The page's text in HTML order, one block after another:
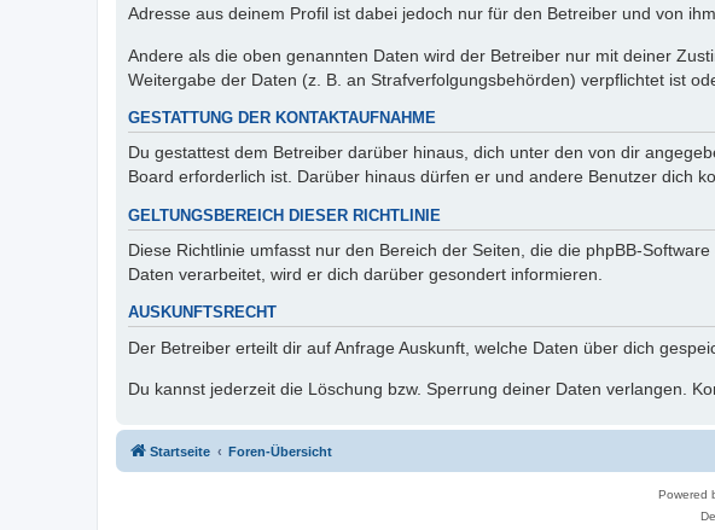
Adresse aus deinem Profil ist dabei jedoch nur für den Betreiber und von
Andere als die oben genannten Daten wird der Betreiber nur mit deiner
Weitergabe der Daten (z. B. an Strafverfolgungsbehörden) verpflichtet ist
GESTATTUNG DER KONTAKTAUFNAHME
Du gestattest dem Betreiber darüber hinaus, dich unter den von dir
Board erforderlich ist. Darüber hinaus dürfen er und andere Benutzer dich
GELTUNGSBEREICH DIESER RICHTLINIE
Diese Richtlinie umfasst nur den Bereich der Seiten, die die phpBB-
Daten verarbeitet, wird er dich darüber gesondert informieren.
AUSKUNFTSRECHT
Der Betreiber erteilt dir auf Anfrage Auskunft, welche Daten über dich
Du kannst jederzeit die Löschung bzw. Sperrung deiner Daten verlangen.
Startseite Foren-Übersicht
Powered